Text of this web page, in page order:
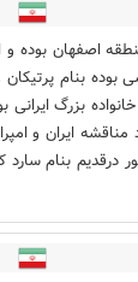
اصفهان بوده و
بوده بنام پرتیکان
بزرگ ایرانی
ایران و
درقدیم بنام سارد